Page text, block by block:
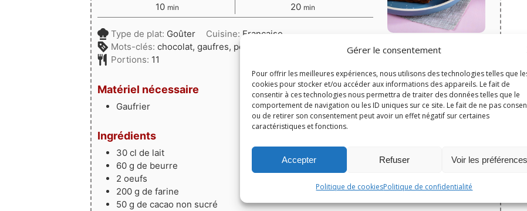
Gérer le consentement
Pour offrir les meilleures expériences, nous utilisons des technologies telles que
cookies pour stocker et/ou accéder aux informations des appareils. Le fait de
consentir à ces technologies nous permettra de traiter des données telles que le
comportement de navigation ou les ID uniques sur ce site. Le fait de ne pas
ou de retirer son consentement peut avoir un effet négatif sur certaines
caractéristiques et fonctions.
Accepter Refuser Voir les préférences
Politique de cookiesPolitique de confidentialité
Épingler la recette
4.67 de3votes
10minutes
min
20minutes
min
Type de plat: Goûter Cuisine: Française
Mots-clés: chocolat, gaufres, pépites de chocolat
Portions: 11
Matériel nécessaire
Gaufrier
Ingrédients
30 cl de lait
60 g de beurre
2 oeufs
200 g de farine
50 g de cacao non sucré